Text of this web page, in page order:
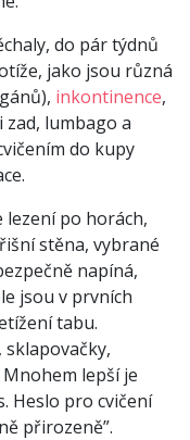
do pár týdnů
jako jsou různá
inkontinence,
lumbago a
do kupy
po horách,
stěna, vybrané
napíná,
jsou v prvních
tabu.
lepší je
Heslo pro cvičení
přirozeně”.